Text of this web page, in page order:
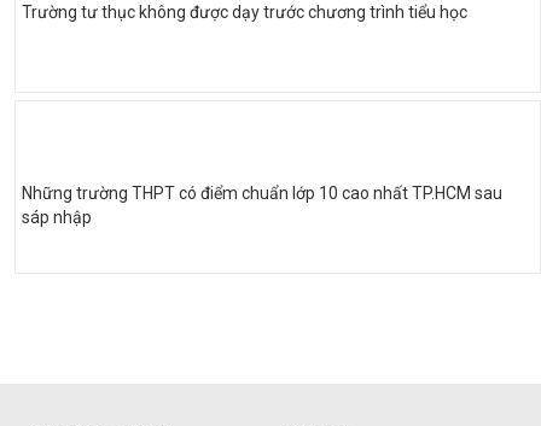
Trường tư thục không được dạy trước chương trình tiểu học
Những trường THPT có điểm chuẩn lớp 10 cao nhất TP.HCM sau
sáp nhập